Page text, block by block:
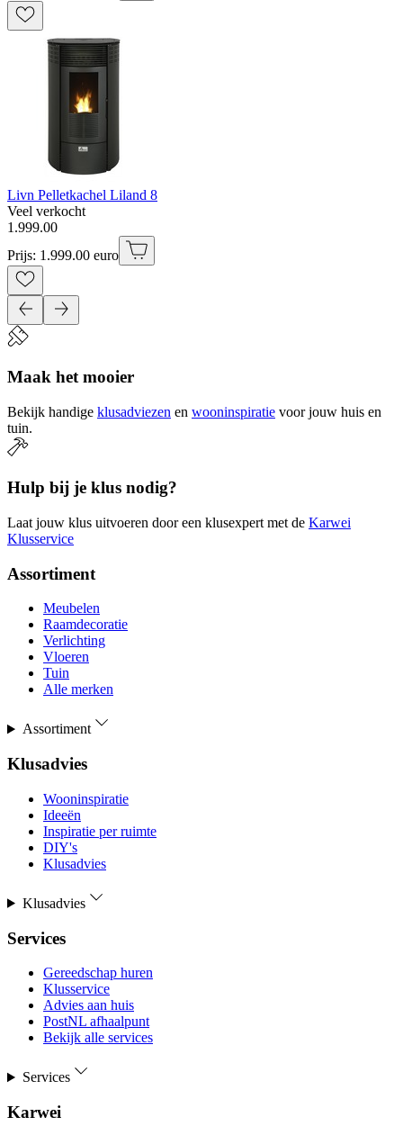
Livn Pelletkachel Liland 8
Veel verkocht
1 .999.00
Prijs: 1.999.00 euro
Maak het mooier
Bekijk handige klusadviezen en wooninspiratie voor jouw huis en
tuin.
Hulp bij je klus nodig?
Laat jouw klus uitvoeren door een klusexpert met de Karwei
Klusservice
Assortiment
Meubelen
Raamdecoratie
Verlichting
Vloeren
Tuin
Alle merken
Assortiment
Klusadvies
Wooninspiratie
Ideeën
Inspiratie per ruimte
DIY's
Klusadvies
Klusadvies
Services
Gereedschap huren
Klusservice
Advies aan huis
PostNL afhaalpunt
Bekijk alle services
Services
Karwei